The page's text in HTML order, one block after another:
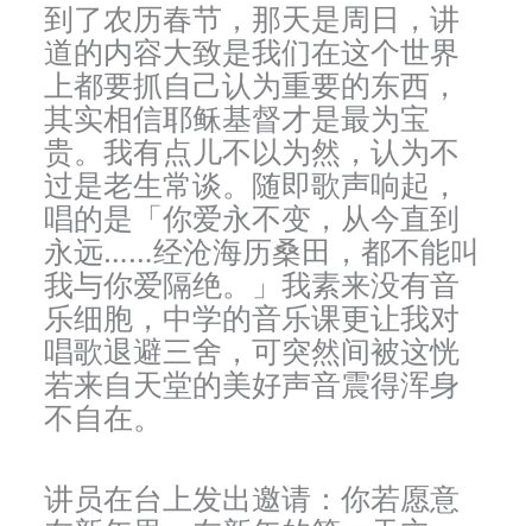
到了农历春节，那天是周日，讲
道的内容大致是我们在这个世界
上都要抓自己认为重要的东西，
其实相信耶稣基督才是最为宝
贵。我有点儿不以为然，认为不
过是老生常谈。随即歌声响起，
唱的是「你爱永不变，从今直到
永远……经沧海历桑田，都不能叫
我与你爱隔绝。」我素来没有音
乐细胞，中学的音乐课更让我对
唱歌退避三舍，可突然间被这恍
若来自天堂的美好声音震得浑身
不自在。
讲员在台上发出邀请：你若愿意